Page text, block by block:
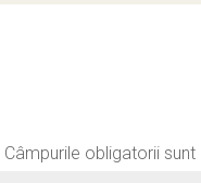
Câmpurile obligatorii